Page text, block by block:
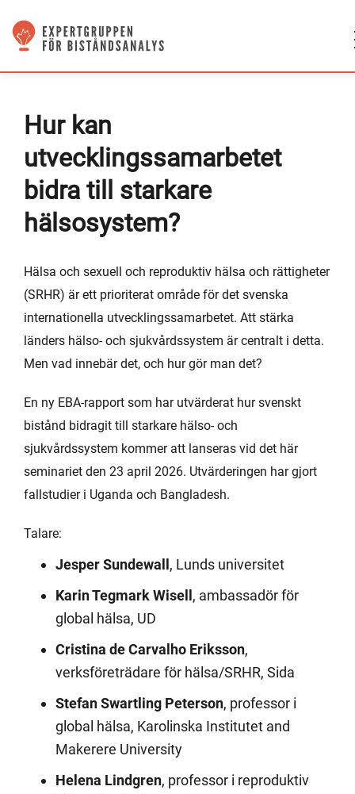
Hur kan
utvecklingssamarbetet
bidra till starkare
hälsosystem?
Hälsa och sexuell och reproduktiv hälsa och rättigheter
(SRHR) är ett prioriterat område för det svenska
internationella utvecklingssamarbetet. Att stärka
länders hälso- och sjukvårdssystem är centralt i detta.
Men vad innebär det, och hur gör man det?
En ny EBA-rapport som har utvärderat hur svenskt
bistånd bidragit till starkare hälso- och
sjukvårdssystem kommer att lanseras vid det här
seminariet den 23 april 2026. Utvärderingen har gjort
fallstudier i Uganda och Bangladesh.
Talare:
Jesper Sundewall , Lunds universitet
Karin Tegmark Wisell , ambassadör för
global hälsa, UD
Cristina de Carvalho Eriksson,
verksföreträdare för hälsa/SRHR, Sida
Stefan Swartling Peterson, professor i
global hälsa, Karolinska Institutet and
Makerere University
Helena Lindgren, professor i reproduktiv